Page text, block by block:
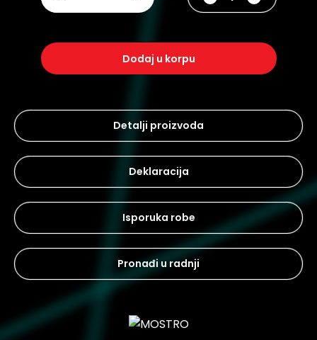
dodaj u korpu
Detalji proizvoda
Deklaracija
Isporuka robe
Pronađi u radnji